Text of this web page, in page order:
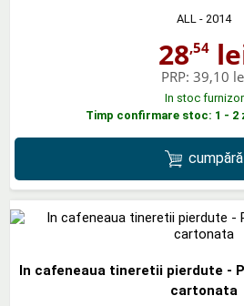
ALL - 2014
28,54
PRP: 39,10
In stoc furnizor
Timp confirmare stoc: 1 - 2
cumpără
In cafeneaua tineretii pierdute -
cartonata